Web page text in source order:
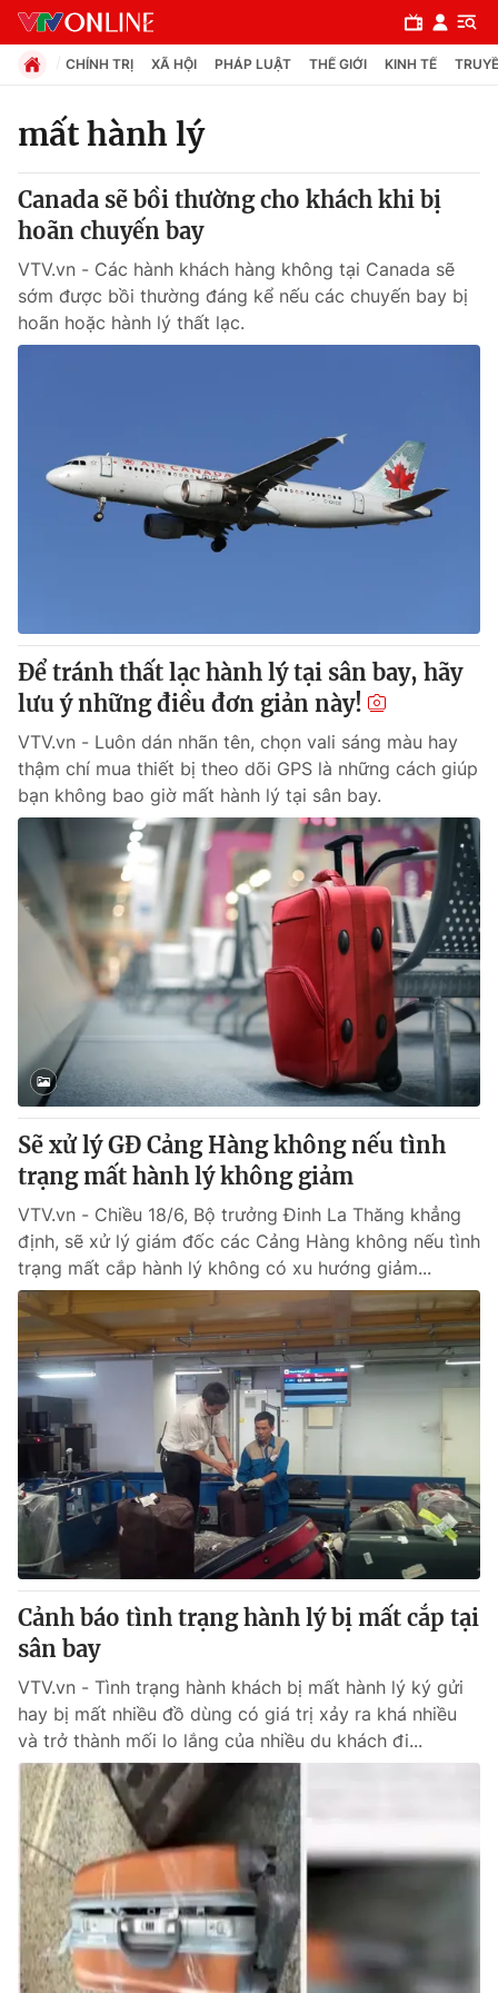
Chuyên mục
Chính trị
Xã hội
Pháp luật
Thế giới
Thị trường
Góc doanh nghiệp
Truyền hình
Phim VTV
Hậu trường
Nhân vật
Khán giả
Giải sao mai
Giải trí
Điện ảnh
Âm nhạc
Sao
Đời sống
Du lịch
Làm đẹp
Chất lượng cuộc sống
Giáo dục
Tuyển sinh
Học trực tuyến
Công nghệ
Hitech Công nghệ tương lai
Sản phẩm
Thị trường
Tư vấn
Giao lưu trực tuyến
Lịch phát sóng
Chuyên mục khác
Emagazine Podcast
Photo Infographic
Video Shorts video
VTV Money VTV Thể thao
VTV Sức khoẻ Bất động sản
Thị trường 24h Tấm lòng Việt
VTV4 Vươn mình bằng AI
VTV9
Liên hệ tòa soạn English
THỜI BÁO VTV
Theo dõi báo trên
Cơ quan chủ quản:Đài Truyền hình Việt Nam
CHÍNH TRỊ XÃ HỘI PHÁP LUẬT THẾ GIỚI KINH TẾ
mất hành lý
Canada sẽ bồi thường cho khách khi bị
hoãn chuyến bay
VTV.vn - Các hành khách hàng không tại Canada sẽ
sớm được bồi thường đáng kể nếu các chuyến bay bị
hoãn hoặc hành lý thất lạc.
Để tránh thất lạc hành lý tại sân bay, hãy
lưu ý những điều đơn giản này!
VTV.vn - Luôn dán nhãn tên, chọn vali sáng màu hay
thậm chí mua thiết bị theo dõi GPS là những cách giúp
bạn không bao giờ mất hành lý tại sân bay.
Sẽ xử lý GĐ Cảng Hàng không nếu tình
trạng mất hành lý không giảm
VTV.vn - Chiều 18/6, Bộ trưởng Đinh La Thăng khẳng
định, sẽ xử lý giám đốc các Cảng Hàng không nếu tình
trạng mất cắp hành lý không có xu hướng giảm...
Cảnh báo tình trạng hành lý bị mất cắp tại
sân bay
VTV.vn - Tình trạng hành khách bị mất hành lý ký gửi
hay bị mất nhiều đồ dùng có giá trị xảy ra khá nhiều
và trở thành mối lo lắng của nhiều du khách đi...